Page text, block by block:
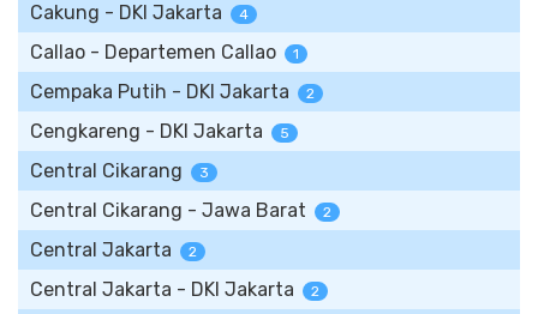
Cakung - DKI Jakarta 4
Callao - Departemen Callao 1
Cempaka Putih - DKI Jakarta 2
Cengkareng - DKI Jakarta 5
Central Cikarang 3
Central Cikarang - Jawa Barat 2
Central Jakarta 2
Central Jakarta - DKI Jakarta 2